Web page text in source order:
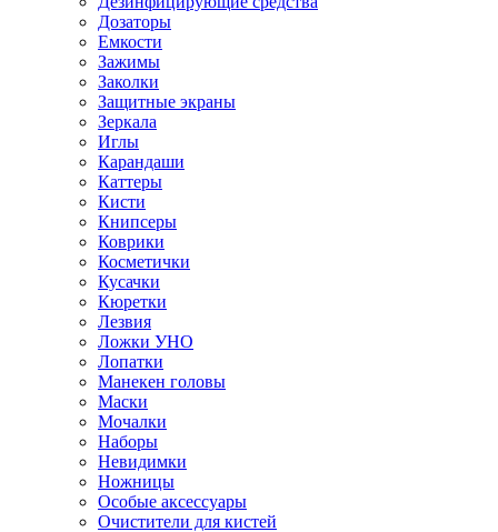
Дозаторы
Емкости
Зажимы
Заколки
Защитные экраны
Зеркала
Иглы
Карандаши
Каттеры
Кисти
Книпсеры
Коврики
Косметички
Кусачки
Кюретки
Лезвия
Ложки УНО
Лопатки
Манекен головы
Маски
Мочалки
Наборы
Невидимки
Ножницы
Особые аксессуары
Очистители для кистей